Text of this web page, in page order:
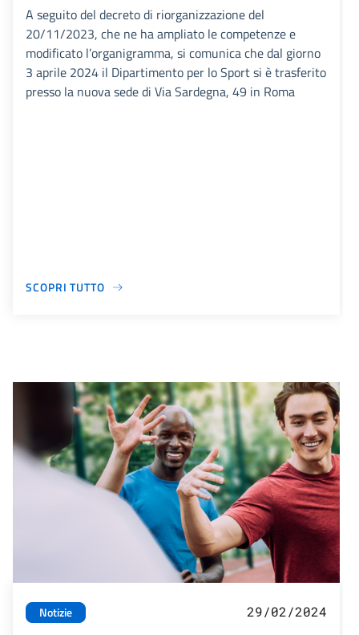
A seguito del decreto di riorganizzazione del
20/11/2023, che ne ha ampliato le competenze e
modificato l’organigramma, si comunica che dal giorno
3 aprile 2024 il Dipartimento per lo Sport si è trasferito
presso la nuova sede di Via Sardegna, 49 in Roma
SCOPRI TUTTO
Notizie 29/02/2024